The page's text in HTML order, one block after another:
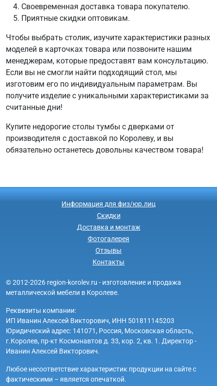
Своевременная доставка товара покупателю.
Приятные скидки оптовикам.
Чтобы выбрать столик, изучите характеристики разных
моделей в карточках товара или позвоните нашим
менеджерам, которые предоставят вам консультацию.
Если вы не смогли найти подходящий стол, мы
изготовим его по индивидуальным параметрам. Вы
получите изделие с уникальными характеристиками за
считанные дни!
Купите недорогие столы тумбы с дверками от
производителя с доставкой по Королеву, и вы
обязательно останетесь довольны качеством товара!
Информация для физ/юр.лиц
Скидки
Доставка и монтаж
Фотогалерея
Отзывы
Контакты
© 2012-2026 region-korolev.ru - изготовление и продажа
металлической мебели в Королеве.
Реквизиты компании:
ИП Иванин Алексей Викторович, ИНН 501811145203
Юридический адрес: 141071, Россия, Московская область,
г.Королев, пр-кт Космонавтов д. 33, кор. 2, кв. 1. Директор -
Иванин Алексей Викторович.
Любое несоответствие характеристик продукции на сайте с
фактическими – является опечаткой.